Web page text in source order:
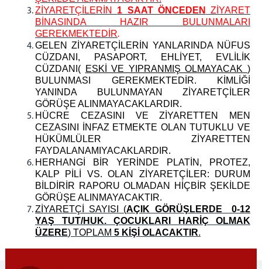
ZİYARETÇİLERİN 1 SAAT ÖNCEDEN
ZİYARET
BİNASINDA HAZIR BULUNMALARI
GEREKMEKTEDİR.
GELEN ZİYARETÇİLERİN YANLARINDA NÜFUS
CÜZDANI, PASAPORT, EHLİYET, EVLİLİK
CÜZDANI( ESKİ VE YIPRANMIŞ OLMAYACAK)
BULUNMASI GEREKMEKTEDİR. KİMLİĞİ
YANINDA BULUNMAYAN ZİYARETÇİLER
GÖRÜŞE ALINMAYACAKLARDIR.
HÜCRE CEZASINI VE ZİYARETTEN MEN
CEZASINI İNFAZ ETMEKTE OLAN TUTUKLU VE
HÜKÜMLÜLER ZİYARETTEN
FAYDALANAMIYACAKLARDIR.
HERHANGİ BİR YERİNDE PLATİN, PROTEZ,
KALP PİLİ VS. OLAN ZİYARETÇİLER: DURUM
BİLDİRİR RAPORU OLMADAN HİÇBİR ŞEKİLDE
GÖRÜŞE ALINMAYACAKTIR.
ZİYARETÇİ SAYISI (AÇIK GÖRÜŞLERDE 0-12
YAŞ TUT/HUK. ÇOCUKLARI HARİÇ OLMAK
ÜZERE) TOPLAM 5 KİŞİ OLACAKTIR.